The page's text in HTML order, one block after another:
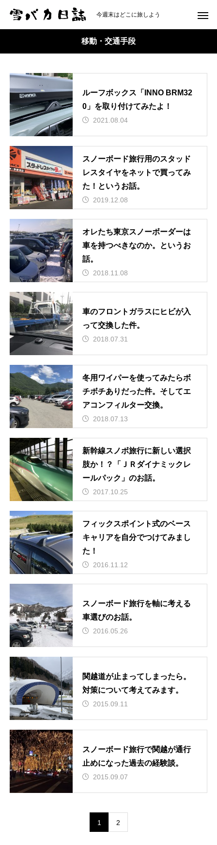
今週末はどこに旅しよう
移動・交通手段
ルーフボックス「INNO BRM32
0」を取り付けてみたよ！
2021.08.04
スノーボード旅行用のスタッド
レスタイヤをネットで買ってみ
た！というお話。
2019.12.08
オレたち東京スノーボーダーは
車を持つべきなのか。というお
話。
2018.11.08
車のフロントガラスにヒビが入
って交換した件。
2018.07.31
冬用ワイパーを使ってみたらボ
チボチありだった件。そしてエ
アコンフィルター交換。
2018.07.13
新幹線スノボ旅行に新しい選択
肢か！？「ＪＲダイナミックレ
ールパック」のお話。
2017.10.25
フィックスポイント式のベース
キャリアを自分でつけてみまし
た！
2016.11.12
スノーボード旅行を軸に考える
車選びのお話。
2016.05.26
関越道が止まってしまったら。
対策について考えてみます。
2015.09.11
スノーボード旅行で関越が通行
止めになった過去の経験談。
2015.09.07
1 2